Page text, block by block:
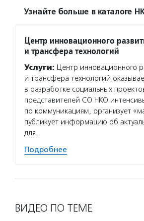
Узнайте больше в каталоге
Центр инновационного
и трансфера технологий
Услуги: Центр инновационного
и трансфера технологий
в разработке социальных
представителей СО НКО
по коммуникациям, организует
публикует информацию об
для…
Подробнее
ВИДЕО ПО ТЕМЕ